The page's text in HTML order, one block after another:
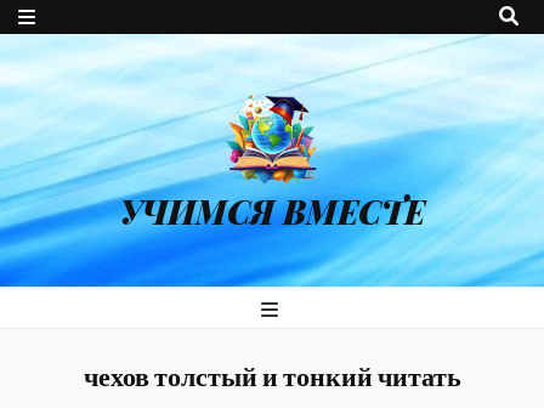
УЧИМСЯ ВМЕСТЕ
чехов толстый и тонкий читать